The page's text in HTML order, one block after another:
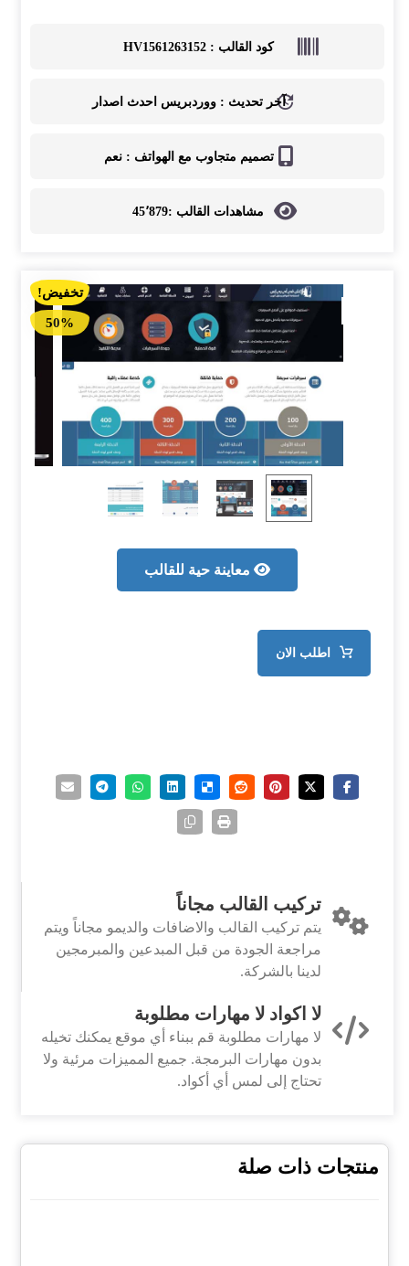
كود القالب :HV1561263152
آخر تحديث : ووردبريس احدث اصدار
تصميم متجاوب مع الهواتف : نعم
مشاهدات القالب :45٬879
تخفيض!
50%
معاينة حية للقالب
اطلب الان
تركيب القالب مجاناً
يتم تركيب القالب والاضافات والديمو مجاناً ويتم
مراجعة الجودة من قبل المبدعين والمبرمجين
لدينا بالشركة.
لا اكواد لا مهارات مطلوبة
لا مهارات مطلوبة قم ببناء أي موقع يمكنك تخيله
بدون مهارات البرمجة. جميع المميزات مرئية ولا
تحتاج إلى لمس أي أكواد.
منتجات ذات صلة